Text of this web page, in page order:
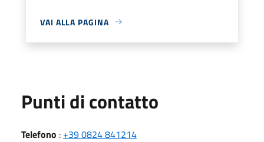
VAI ALLA PAGINA
Punti di contatto
Telefono : +39 0824 841214